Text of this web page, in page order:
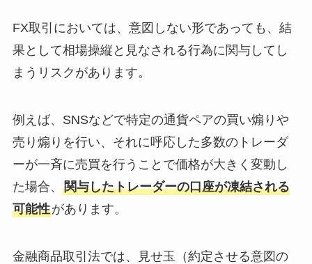
FX取引においては、意図しない形であっても、結
果として相場操縦と見なされる行為に関与してし
まうリスクがあります。
例えば、SNSなどで特定の通貨ペアの買い煽りや
売り煽りを行い、それに呼応した多数のトレーダ
ーが一斉に売買を行うことで価格が大きく変動し
た場合、 関与したトレーダーの口座が凍結される
可能性があります。
金融商品取引法では、見せ玉（約定させる意図の